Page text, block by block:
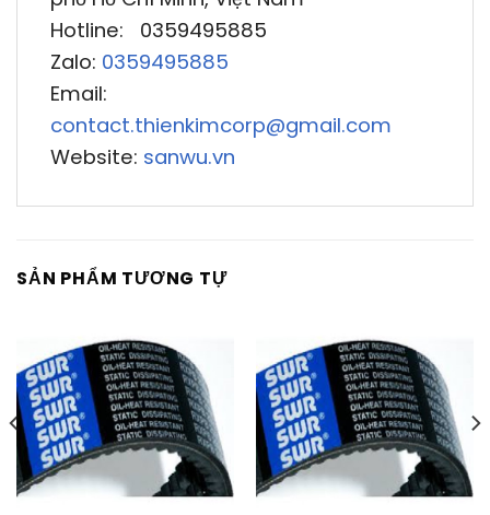
Hotline: 0359495885
Zalo: 0359495885
Email:
contact.thienkimcorp@gmail.com
Website: sanwu.vn
SẢN PHẨM TƯƠNG TỰ